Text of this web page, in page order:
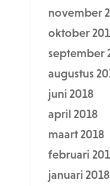
november
oktober
september
augustus
juni 2018
april 2018
maart 2018
februari
januari 2018